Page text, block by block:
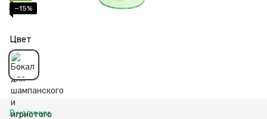
−15%
Цвет
В наличии